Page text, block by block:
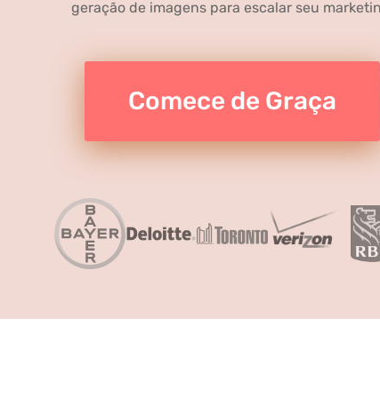
geração de imagens para escalar seu
Comece de Graça